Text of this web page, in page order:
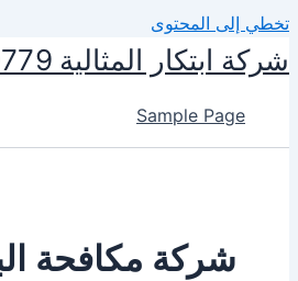
تخطي إلى المحتوى
شركة ابتكار المثالية 0545690779 لخدمات التنظيف ومكافحة الحشرات
Sample Page
شركة مكافحة